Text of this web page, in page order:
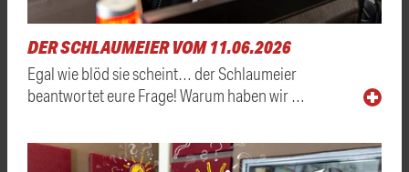
DER SCHLAUMEIER VOM 11.06.2026
Egal wie blöd sie scheint… der Schlaumeier
beantwortet eure Frage! Warum haben wir …